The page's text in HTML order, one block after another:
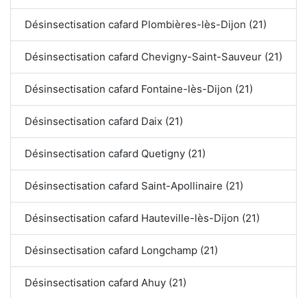
Désinsectisation cafard Plombières-lès-Dijon (21)
Désinsectisation cafard Chevigny-Saint-Sauveur (21)
Désinsectisation cafard Fontaine-lès-Dijon (21)
Désinsectisation cafard Daix (21)
Désinsectisation cafard Quetigny (21)
Désinsectisation cafard Saint-Apollinaire (21)
Désinsectisation cafard Hauteville-lès-Dijon (21)
Désinsectisation cafard Longchamp (21)
Désinsectisation cafard Ahuy (21)